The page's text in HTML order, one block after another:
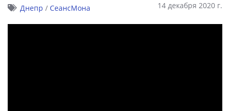
14 декабря 2020 г.
Днепр / СеансМона